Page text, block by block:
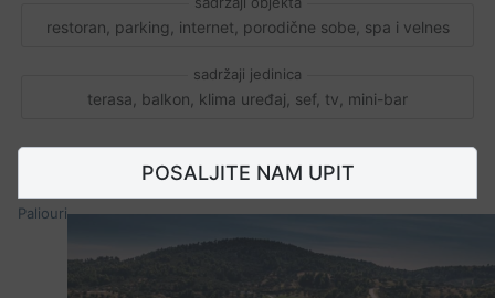
restoran, parking, internet, porodične sobe, spa i velnes
terasa, balkon, klima uređaj, sef, tv, mini-bar
POSALJITE NAM UPIT
Paliouri